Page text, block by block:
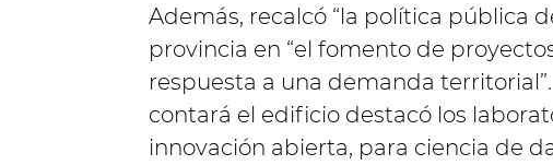
Además, recalcó “la política pública
provincia en “el fomento de
respuesta a una demanda
contará el edificio destacó los
innovación abierta, para ciencia de